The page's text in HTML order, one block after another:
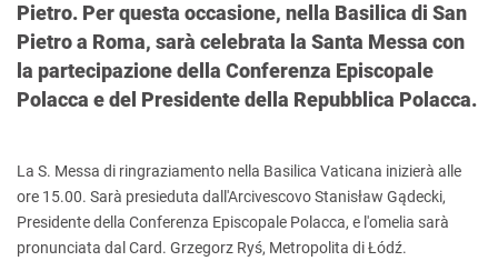
Pietro. Per questa occasione, nella Basilica di San
Pietro a Roma, sarà celebrata la Santa Messa con
la partecipazione della Conferenza Episcopale
Polacca e del Presidente della Repubblica Polacca.
La S. Messa di ringraziamento nella Basilica Vaticana inizierà alle
ore 15.00. Sarà presieduta dall'Arcivescovo Stanisław Gądecki,
Presidente della Conferenza Episcopale Polacca, e l'omelia sarà
pronunciata dal Card. Grzegorz Ryś, Metropolita di Łódź.